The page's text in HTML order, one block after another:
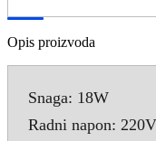
Opis proizvoda
Snaga: 18W
Radni napon: